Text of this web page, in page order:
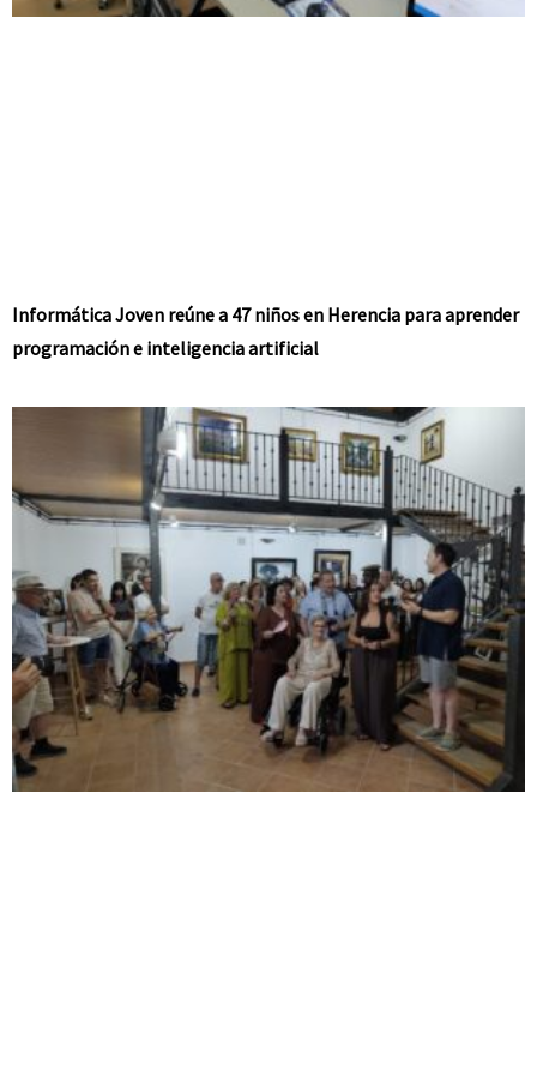
Informática Joven reúne a 47 niños en Herencia para aprender
programación e inteligencia artificial